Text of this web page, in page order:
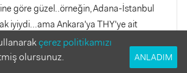
göre güzel..örneğin,Adana-İstanbul
iyiydi...ama Ankara'ya THY'ye ait
dolmuşu gibi..yani nereden nereye
firmaları yolcu sayısına göre iyi
çerez politikamızı
olursunuz.
ANLADIM